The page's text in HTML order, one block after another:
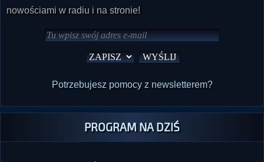
nowościami w radiu i na stronie!
Potrzebujesz pomocy z newsletterem?
PROGRAM NA DZIŚ